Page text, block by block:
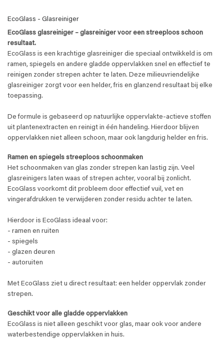
EcoGlass - Glasreiniger
EcoGlass glasreiniger – glasreiniger voor een streeploos schoon
resultaat.
EcoGlass is een krachtige glasreiniger die speciaal ontwikkeld is om
ramen, spiegels en andere gladde oppervlakken snel en effectief te
reinigen zonder strepen achter te laten. Deze milieuvriendelijke
glasreiniger zorgt voor een helder, fris en glanzend resultaat bij elke
toepassing.
De formule is gebaseerd op natuurlijke oppervlakte-actieve stoffen
uit plantenextracten en reinigt in één handeling. Hierdoor blijven
oppervlakken niet alleen schoon, maar ook langdurig helder en fris.
Ramen en spiegels streeploos schoonmaken
Het schoonmaken van glas zonder strepen kan lastig zijn. Veel
glasreinigers laten waas of strepen achter, vooral bij zonlicht.
EcoGlass voorkomt dit probleem door effectief vuil, vet en
vingerafdrukken te verwijderen zonder residu achter te laten.
Hierdoor is EcoGlass ideaal voor:
- ramen en ruiten
- spiegels
- glazen deuren
- autoruiten
Met EcoGlass ziet u direct resultaat: een helder oppervlak zonder
strepen.
Geschikt voor alle gladde oppervlakken
EcoGlass is niet alleen geschikt voor glas, maar ook voor andere
waterbestendige oppervlakken in huis.